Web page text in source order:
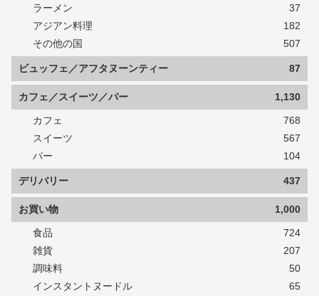
ラーメン
37
アジアン料理
182
その他の国
507
ビュッフェ／アフタヌーンティー 87
カフェ／スイーツ／バー 1,130
カフェ
768
スイーツ
567
バー
104
デリバリー 437
お買い物 1,000
食品
724
雑貨
207
調味料
50
インスタントヌードル
65